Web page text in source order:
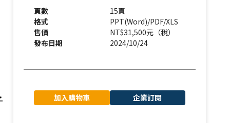
頁數
15頁
格式
PPT(Word)/PDF/XLS
售價
NT$31,500元（稅）
發布日期
2024/10/24
加入購物車 企業訂閱